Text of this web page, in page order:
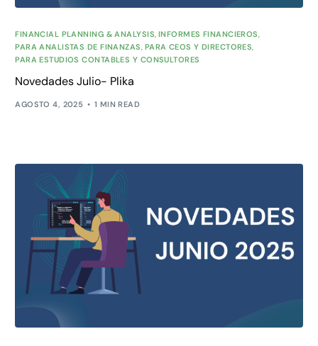
FINANCIAL PLANNING & ANALYSIS INFORMES FINANCIEROS
PARA ANALISTAS DE FINANZAS PARA CEOS Y DIRECTORES
PARA ESTUDIOS CONTABLES Y CONSULTORES
Novedades Julio- Plika
AGOSTO 4, 2025 1 MIN READ